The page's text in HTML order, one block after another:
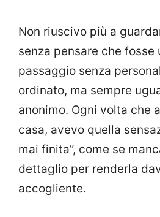
Non riuscivo più a
senza pensare che fosse
passaggio senza
ordinato, ma sempre
anonimo. Ogni volta che
casa, avevo quella
mai finita”, come se
dettaglio per renderla
accogliente.